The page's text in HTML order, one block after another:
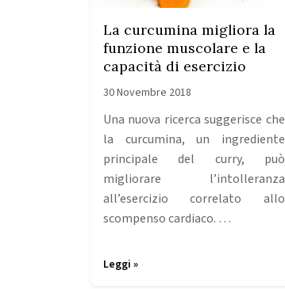
La curcumina migliora la
funzione muscolare e la
capacità di esercizio
30 Novembre 2018
Una nuova ricerca suggerisce che
la curcumina, un ingrediente
principale del curry, può
migliorare l’intolleranza
all’esercizio correlato allo
scompenso cardiaco. …
Leggi »